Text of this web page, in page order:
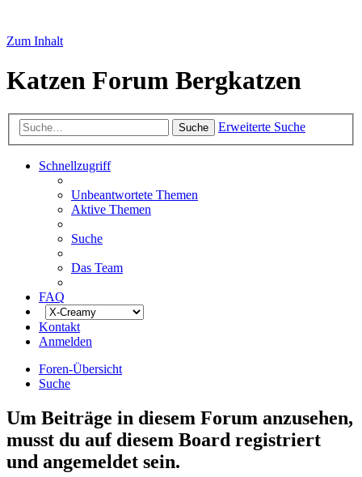
Zum Inhalt
Katzen Forum Bergkatzen
Suche Erweiterte Suche
Schnellzugriff
Unbeantwortete Themen
Aktive Themen
Suche
Das Team
FAQ
Kontakt
Anmelden
Foren-Übersicht
Suche
Um Beiträge in diesem Forum anzusehen,
musst du auf diesem Board registriert
und angemeldet sein.